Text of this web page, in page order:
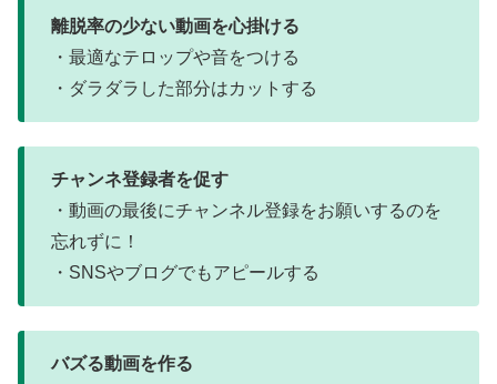
離脱率の少ない動画を心掛ける
・最適なテロップや音をつける
・ダラダラした部分はカットする
チャンネ登録者を促す
・動画の最後にチャンネル登録をお願いするのを
忘れずに！
・SNSやブログでもアピールする
バズる動画を作る